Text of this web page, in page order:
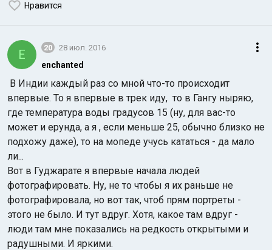
Нравится
E 20 28 июл. 2016
enchanted
В Индии каждый раз со мной что-то происходит
впервые. То я впервые в трек иду, то в Гангу ныряю,
где температура воды градусов 15 (ну, для вас-то
может и ерунда, а я , если меньше 25, обычно близко не
подхожу даже), то на мопеде учусь кататься - да мало
ли...
Вот в Гуджарате я впервые начала людей
фотографировать. Ну, не то чтобы я их раньше не
фотографировала, но вот так, чтоб прям портреты -
этого не было. И тут вдруг. Хотя, какое там вдруг -
люди там мне показались на редкость открытыми и
радушными. И яркими.